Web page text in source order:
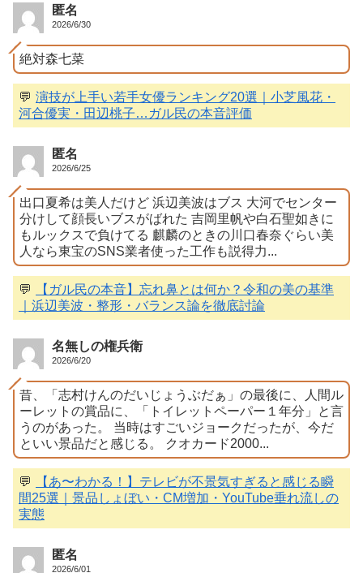
匿名
2026/6/30
絶対森七菜
💬 演技が上手い若手女優ランキング20選｜小芝風花・
河合優実・田辺桃子…ガル民の本音評価
匿名
2026/6/25
出口夏希は美人だけど 浜辺美波はブス 大河でセンター
分けして顔長いブスがばれた 吉岡里帆や白石聖如きに
もルックスで負けてる 麒麟のときの川口春奈ぐらい美
人なら東宝のSNS業者使った工作も説得力...
💬
【ガル民の本音】忘れ鼻とは何か？令和の美の基準
｜浜辺美波・整形・バランス論を徹底討論
名無しの権兵衛
2026/6/20
昔、「志村けんのだいじょうぶだぁ」の最後に、人間ル
ーレットの賞品に、「トイレットペーパー１年分」と言
うのがあった。 当時はすごいジョークだったが、今だ
といい景品だと感じる。 クオカード2000...
💬
【あ〜わかる！】テレビが不景気すぎると感じる瞬
間25選｜景品しょぼい・CM増加・YouTube垂れ流しの
実態
匿名
2026/6/01